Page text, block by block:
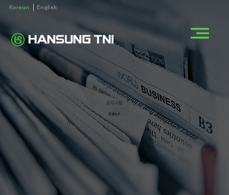
Korean English
공지사항
한성뉴스
()